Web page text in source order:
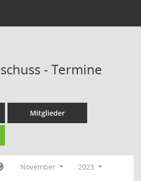
- Termine
Mitglieder
November
2023